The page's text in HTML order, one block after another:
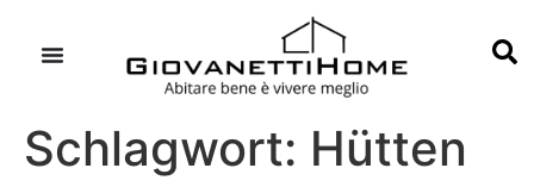
Schlagwort: Hütten